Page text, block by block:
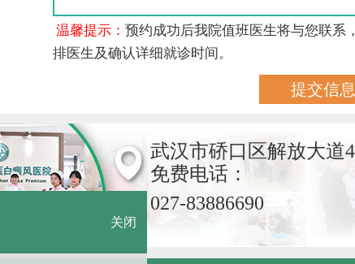
温馨提示：预约成功后我院值班医生将与您联系
排医生及确认详细就诊时间。
武汉市硚口区解放大道
免费电话：
027-83886690
关闭